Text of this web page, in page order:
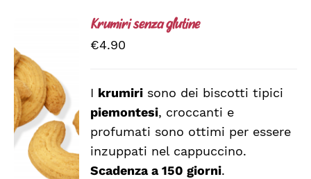
AGGIUNGI
AL
CARRELLO
/
DETTAGLI
Krumiri senza glutine
€4.90
I krumiri sono dei biscotti tipici
piemontesi, croccanti e
profumati sono ottimi per essere
inzuppati nel cappuccino.
Scadenza a 150 giorni.